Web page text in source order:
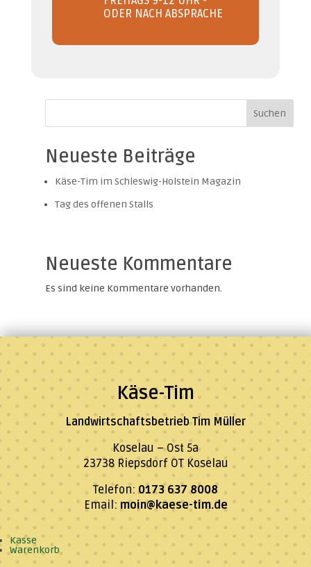
ODER NACH ABSPRACHE
Suchen
Neueste Beiträge
Käse-Tim im Schleswig-Holstein Magazin
Tag des offenen Stalls
Neueste Kommentare
Es sind keine Kommentare vorhanden.
Käse-Tim
Landwirtschaftsbetrieb Tim Müller
Koselau – Ost 5a
23738 Riepsdorf OT Koselau
Telefon: 0173 637 8008
Email: moin@kaese-tim.de
Kasse
Warenkorb